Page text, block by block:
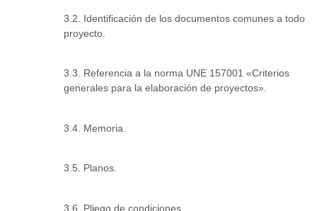
3.2. Identificación de los documentos comunes a todo
proyecto.
3.3. Referencia a la norma UNE 157001 «Criterios
generales para la elaboración de proyectos».
3.4. Memoria.
3.5. Planos.
3.6. Pliego de condiciones.